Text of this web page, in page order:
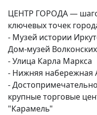
ЦЕНТР ГОРОДА —
ключевых точек
- Музей истории
Дом-музей Волконских
- Улица Карла Маркса
- Нижняя набережная
-
крупные торговые
"Карамель"